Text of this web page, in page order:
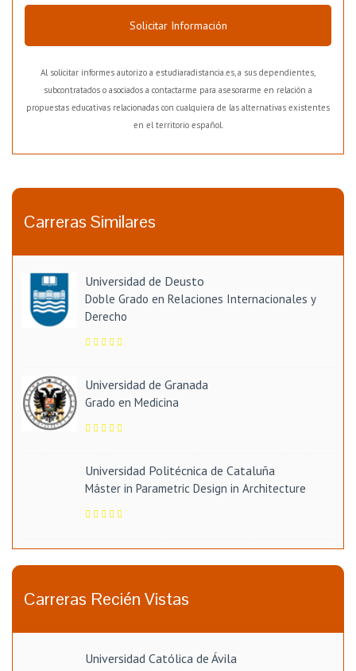
Solicitar Información
Al solicitar informes autorizo a estudiaradistancia.es, a sus dependientes,
subcontratados o asociados a contactarme para asesorarme en relación a
propuestas educativas relacionadas con cualquiera de las alternativas existentes
en el territorio español.
Carreras Similares
Universidad de Deusto
Doble Grado en Relaciones Internacionales y
Derecho
Universidad de Granada
Grado en Medicina
Universidad Politécnica de Cataluña
Máster in Parametric Design in Architecture
Carreras Recién Vistas
Universidad Católica de Ávila